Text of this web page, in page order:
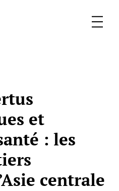
Menu
et
: les
centrale